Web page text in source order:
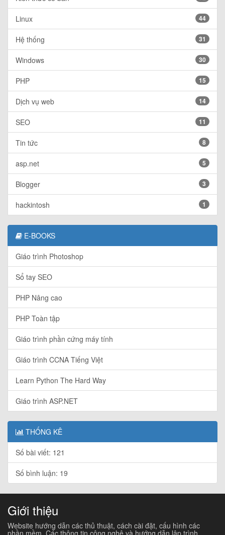
Linux 44
Hệ thống 31
Windows 30
PHP 15
Dịch vụ web 14
SEO 11
Tin tức 8
asp.net 5
Blogger 3
hackintosh 1
E-BOOKS
Giáo trình Photoshop
Sổ tay SEO
PHP Nâng cao
PHP Toàn tập
Giáo trình phần cứng máy tính
Giáo trình CCNA Tiếng Việt
Learn Python The Hard Way
Giáo trình ASP.NET
THỐNG KÊ
Số bài viết: 121
Số bình luận: 19
Giới thiệu
Website hướng dẫn các thủ thuật, cách cài đặt, cấu hình các
phần mềm. Các thông tin công nghệ và hướng dẫn lập trình...